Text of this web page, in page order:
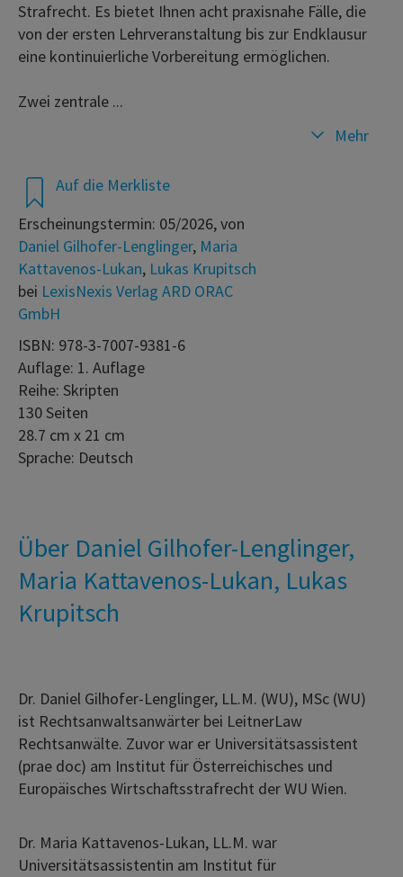
Auf die Merkliste
Erscheinungstermin: 05/2026, von
Daniel Gilhofer-Lenglinger, Maria
Kattavenos-Lukan, Lukas Krupitsch
bei LexisNexis Verlag ARD ORAC
GmbH
ISBN: 978-3-7007-9381-6
Auflage: 1. Auflage
Reihe: Skripten
130 Seiten
28.7 cm x 21 cm
Sprache: Deutsch
Strafrecht. Es bietet Ihnen acht praxisnahe Fälle, die
von der ersten Lehrveranstaltung bis zur Endklausur
eine kontinuierliche Vorbereitung ermöglichen.
Zwei zentrale ...
Mehr
Über Daniel Gilhofer-Lenglinger,
Maria Kattavenos-Lukan, Lukas
Krupitsch
Dr. Daniel Gilhofer-Lenglinger, LL.M. (WU), MSc (WU)
ist Rechtsanwaltsanwärter bei LeitnerLaw
Rechtsanwälte. Zuvor war er Universitätsassistent
(prae doc) am Institut für Österreichisches und
Europäisches Wirtschaftsstrafrecht der WU Wien.
Dr. Maria Kattavenos-Lukan, LL.M. war
Universitätsassistentin am Institut für